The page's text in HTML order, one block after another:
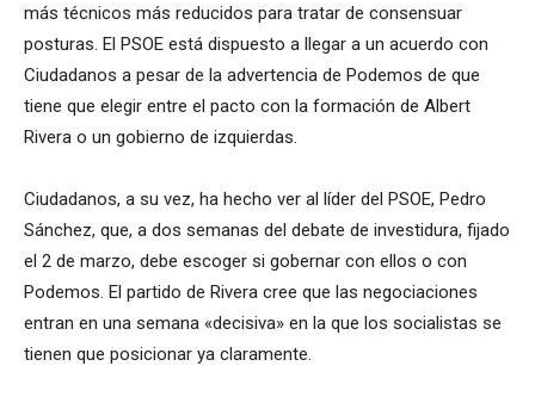
más técnicos más reducidos para tratar de consensuar
posturas. El PSOE está dispuesto a llegar a un acuerdo con
Ciudadanos a pesar de la advertencia de Podemos de que
tiene que elegir entre el pacto con la formación de Albert
Rivera o un gobierno de izquierdas.
Ciudadanos, a su vez, ha hecho ver al líder del PSOE, Pedro
Sánchez, que, a dos semanas del debate de investidura, fijado
el 2 de marzo, debe escoger si gobernar con ellos o con
Podemos. El partido de Rivera cree que las negociaciones
entran en una semana «decisiva» en la que los socialistas se
tienen que posicionar ya claramente.